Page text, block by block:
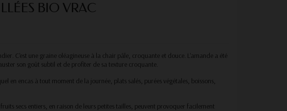
BIO VRAC
C'est une graine oléagineuse à la chair pâle, croquante et douce. L'amande a été
son goût subtil et de profiter de sa texture croquante.
en encas à tout moment de la journée, plats salés, purées végétales, boissons,
fruits secs entiers, en raison de leurs petites tailles, peuvent provoquer facilement